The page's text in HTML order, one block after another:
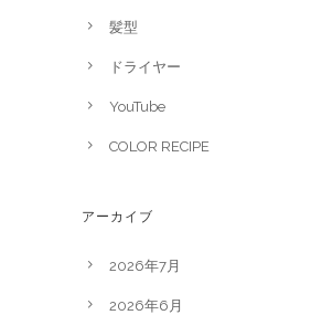
髪型
ドライヤー
YouTube
COLOR RECIPE
アーカイブ
2026年7月
2026年6月